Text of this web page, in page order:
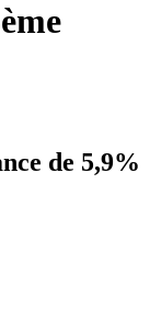
de 5,9%